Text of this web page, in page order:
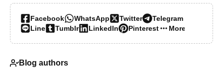
Facebook WhatsApp Twitter
Telegram
Line
Tumblr LinkedIn Pinterest More…
Blog authors